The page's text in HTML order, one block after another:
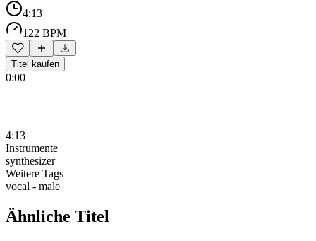
4:13
122 BPM
Titel kaufen
0:00
4:13
Instrumente
synthesizer
Weitere Tags
vocal - male
Ähnliche Titel